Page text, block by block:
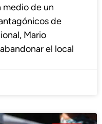
medio de un
de
Mario
el local